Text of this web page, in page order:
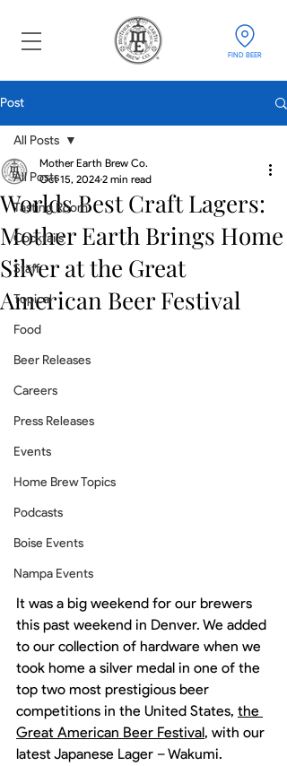
FIND BEER
Post
All Posts
Tasting Room
Cocktails
Staff
Topical
Food
Beer Releases
Careers
Press Releases
Events
Home Brew Topics
Podcasts
Boise Events
Nampa Events
All Posts
Worlds Best Craft Lagers:
Mother Earth Brings Home
Silver at the Great
American Beer Festival
Mother Earth Brew Co.
Oct 15, 20242 min read
It was a big weekend for our brewers
this past weekend in Denver. We added
to our collection of hardware when we
took home a silver medal in one of the
top two most prestigious beer
competitions in the United States, the
Great American Beer Festival, with our
latest Japanese Lager – Wakumi.